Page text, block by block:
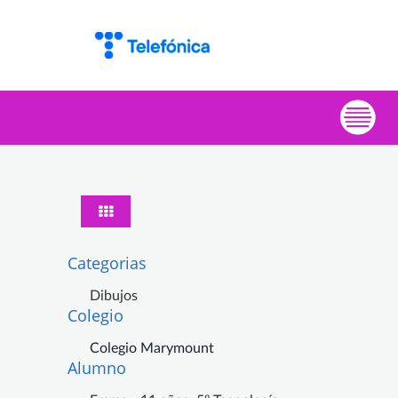
Categorias
Dibujos
Colegio
Colegio Marymount
Alumno